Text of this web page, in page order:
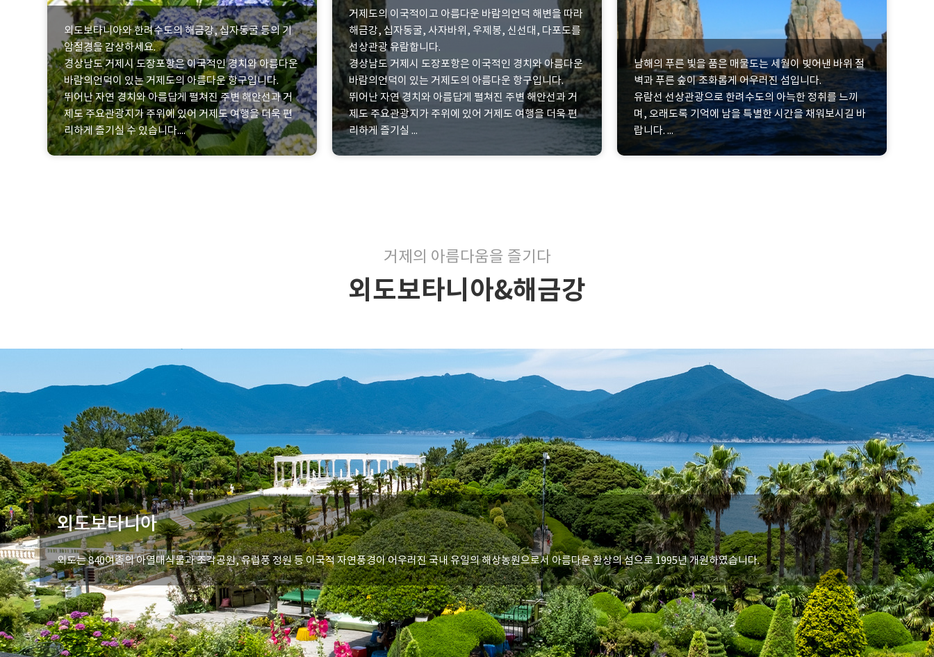
외도보타니아와 한려수도의 해금강, 십자동굴 등의 기
암절경을 감상하세요.
경상남도 거제시 도장포항은 이국적인 경치와 아름다운
바람의언덕이 있는 거제도의 아름다운 항구입니다.
뛰어난 자연 경치와 아름답게 펼쳐진 주변 해안선과 거
제도 주요관광지가 주위에 있어 거제도 여행을 더욱 편
리하게 즐기실 수 있습니다....
거제도의 이국적이고 아름다운 바람의언덕 해변을 따라
해금강, 십자동굴, 사자바위, 우제봉, 신선대, 다포도를
선상관광 유람합니다.
경상남도 거제시 도장포항은 이국적인 경치와 아름다운
바람의언덕이 있는 거제도의 아름다운 항구입니다.
뛰어난 자연 경치와 아름답게 펼쳐진 주변 해안선과 거
제도 주요관광지가 주위에 있어 거제도 여행을 더욱 편
리하게 즐기실 ...
남해의 푸른 빛을 품은 매물도는 세월이 빚어낸 바위 절
벽과 푸른 숲이 조화롭게 어우러진 섬입니다.
유람선 선상관광으로 한려수도의 아늑한 정취를 느끼
며, 오래도록 기억에 남을 특별한 시간을 채워보시길 바
랍니다. ...
거제의 아름다움을 즐기다
외도보타니아&해금강
외도보타니아
외도는 840여종의 아열대식물과 조각공원, 유럽풍 정원 등 이국적 자연풍경이 어우러진 국내 유일의 해상농원으로서 아름다운 환상의 섬으로 1995년 개원하였습니다.